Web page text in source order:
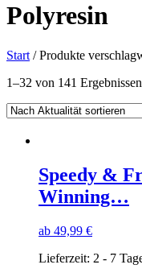
Polyresin
Start / Produkte
1–32 von 141
Speedy &
Winning…
ab 49,99 €
Lieferzeit: 2 - 7